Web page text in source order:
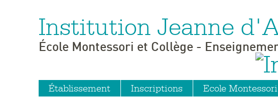
Aller
Aller
à
Outils
personnels
Institution Jeanne
École Montessori et Collège -
Établissement Inscriptions Ecole Montessori